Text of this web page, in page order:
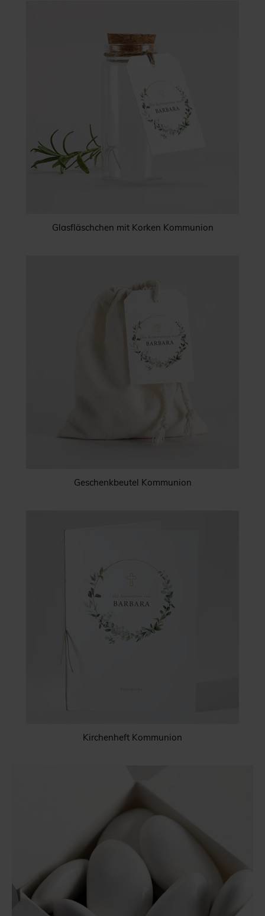
Glasfläschchen mit Korken Kommunion
Geschenkbeutel Kommunion
Kirchenheft Kommunion